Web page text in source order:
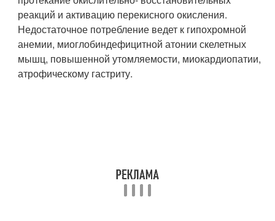
реакций и активацию перекисного окисления.
Недостаточное потребление ведет к гипохромной
анемии, миоглобиндефицитной атонии скелетных
мышц, повышенной утомляемости, миокардиопатии,
атрофическому гастриту.